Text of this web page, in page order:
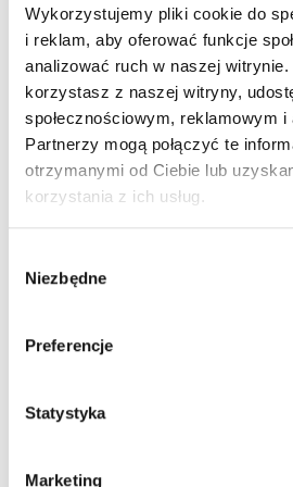
Wykorzystujemy pliki cookie do
i reklam, aby oferować funkcje
analizować ruch w naszej
korzystasz z naszej witryny,
społecznościowym, reklamowym i
Partnerzy mogą połączyć te
otrzymanymi od Ciebie lub
korzystania z ich usług.
Niezbędne
Preferencje
Statystyka
Marketing
19 marca 2024
Inkontynencja
Wcześniejszy artykuł poświęciliśmy
tym razem skupimy się na tym,
kobiet (ntm). Ta przypadłość
mężczyzn, co jest spowodowane